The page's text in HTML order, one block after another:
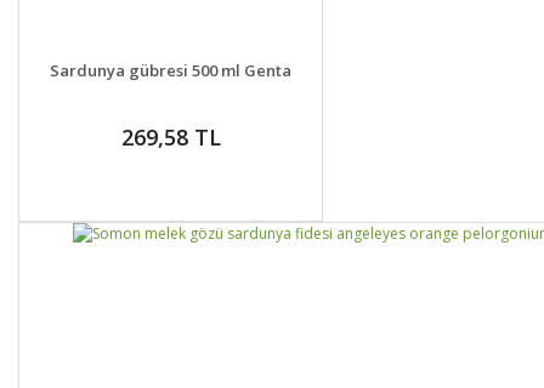
DETAYLAR SEPETE EKLE
Sardunya gübresi 500 ml Genta
269,58 TL